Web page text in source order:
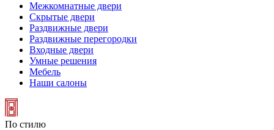
Межкомнатные двери
Скрытые двери
Раздвижные двери
Раздвижные перегородки
Входные двери
Умные решения
Мебель
Наши салоны
По стилю